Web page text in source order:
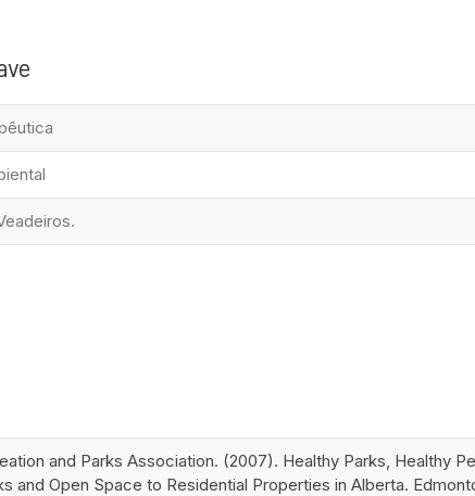
and Parks Association. (2007). Healthy Parks, Healthy
and Open Space to Residential Properties in Alberta.